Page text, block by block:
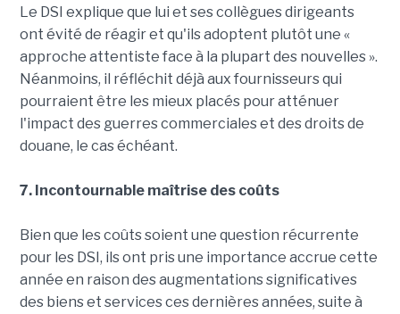
Le DSI explique que lui et ses collègues dirigeants
ont évité de réagir et qu'ils adoptent plutôt une «
approche attentiste face à la plupart des nouvelles ».
Néanmoins, il réfléchit déjà aux fournisseurs qui
pourraient être les mieux placés pour atténuer
l'impact des guerres commerciales et des droits de
douane, le cas échéant.
7. Incontournable maîtrise des coûts
Bien que les coûts soient une question récurrente
pour les DSI, ils ont pris une importance accrue cette
année en raison des augmentations significatives
des biens et services ces dernières années, suite à